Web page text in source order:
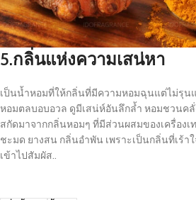
5.กลิ่นแห่งความเสน่หา
เป็นน้ำหอมที่ให้กลิ่นที่มีความหอมฉุนแต่ไม่รุน
หอมตลบอบอวล ดูมีเสน่ห์อันลึกล้ำ หอมชวนค
สกัดมาจากกลิ่นหอมๆ ที่มีส่วนผสมของเครื่องเ
ชะมด ยางสน กลิ่นอำพัน เพราะเป็นกลิ่นที่เร้า
เข้าไปสัมผัส..